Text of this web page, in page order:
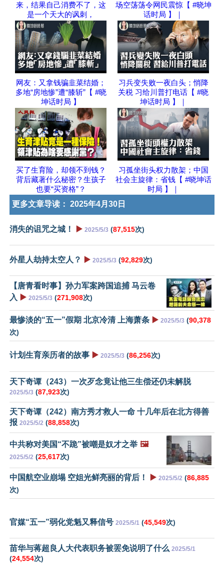
来，结果自己消费不了，这
是一个天大的讽刺，
场空荡荡令网民震惊【 #晓坤
话时局 】｜
网友：又拿钱骗韭菜结婚；
多地“房地惨”遭“膝斩”【 #晓
坤话时局 】
习兵变失败一夜白头；悄降
关税 习给川普打电话【 #晓
坤话时局 】｜
买了生育险，却领不到钱？
背后藏著什么秘密？生孩子
也要“买资格”？
习孤坐街头权力散架；中国
社会主旋律：省钱【 #晓坤话
时局 】｜
更多文章导读： 2025年4月30日
消失的诅咒之城！ ▶️ 2025/5/3 (87,515次)
外星人劫持太空人？ ▶️ 2025/5/3 (92,829次)
【唐青看时事】孙力军案跨国追捕 马云卷
入 ▶️ 2025/5/3 (271,908次)
最惨淡的“五一”假期 北京冷清 上海萧条 ▶️ 2025/5/3 (90,378
次)
计划生育亲历者的故事 ▶️ 2025/5/3 (86,256次)
天下奇谭（243）一次歹念竟让他三生偿还仍未解脱
2025/5/3 (87,923次)
天下奇谭（242）南方秀才救人一命 十几年后在北方得善
报 2025/5/2 (88,858次)
中共称对美国“不跪”被嘲是奴才之举 🖼️
2025/5/2 (25,617次)
中国航空业崩塌 空姐光鲜亮丽的背后！ ▶️ 2025/5/2 (86,885
次)
官媒“五一”弱化党魁又释信号 2025/5/1 (45,549次)
苗华与蒋超良人大代表职务被罢免说明了什么 2025/5/1
(24,554次)